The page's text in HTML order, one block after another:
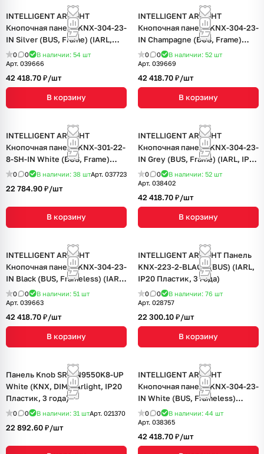
INTELLIGENT ARLIGHT
Кнопочная панель KNX-304-23-
IN Silver (BUS, Frame) (IARL,
IP20 Металл, 2 года)
0 0 В наличии: 54 шт
Арт. 039666
42 418.70 ₽/шт
В корзину
INTELLIGENT ARLIGHT
Кнопочная панель KNX-304-23-
IN Champagne (BUS, Frame)
(IARL, IP20 Металл, 2 года)
0 0 В наличии: 52 шт
Арт. 039669
42 418.70 ₽/шт
В корзину
INTELLIGENT ARLIGHT
Кнопочная панель KNX-301-22-
8-SH-IN White (BUS, Frame)
(IARL, IP20 Пластик, 3 года)
0 0 В наличии: 38 штАрт. 037723
22 784.90 ₽/шт
В корзину
INTELLIGENT ARLIGHT
Кнопочная панель KNX-304-23-
IN Grey (BUS, Frame) (IARL, IP20
Металл, 2 года)
0 0 В наличии: 52 шт
Арт. 038402
42 418.70 ₽/шт
В корзину
INTELLIGENT ARLIGHT
Кнопочная панель KNX-304-23-
IN Black (BUS, Frameless) (IARL,
IP20 Металл, 2 года)
0 0 В наличии: 51 шт
Арт. 039663
42 418.70 ₽/шт
В корзину
INTELLIGENT ARLIGHT Панель
KNX-223-2-BLACK (BUS) (IARL,
IP20 Пластик, 3 года)
0 0 В наличии: 76 шт
Арт. 028757
22 300.10 ₽/шт
В корзину
Панель Knob SR-KN9550K8-UP
White (KNX, DIM) (Arlight, IP20
Пластик, 3 года)
0 0 В наличии: 31 штАрт. 021370
22 892.60 ₽/шт
INTELLIGENT ARLIGHT
Кнопочная панель KNX-304-23-
IN White (BUS, Frameless)
(IARL, IP20 Металл, 2 года)
0 0 В наличии: 44 шт
Арт. 038365
42 418.70 ₽/шт